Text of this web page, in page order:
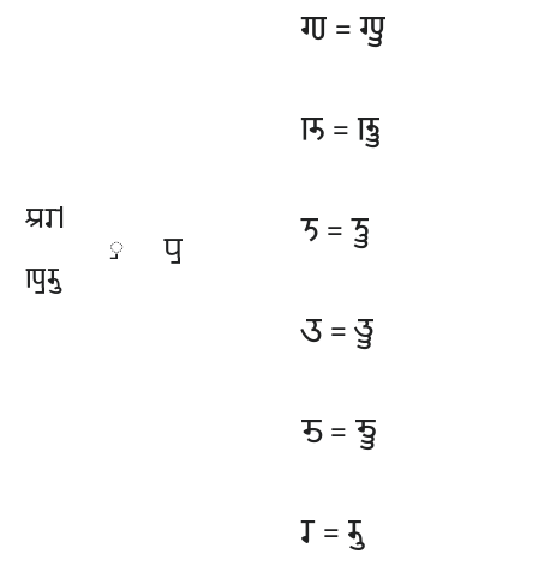
𑆃𑆫𑇀
𑆒𑆷𑆫𑆷
𑆷 𑆥𑆷
𑆙 = 𑆙𑆷
𑆚 = 𑆚𑆷
𑆝 = 𑆝𑆷
𑆠 = 𑆠𑆷
𑆨 = 𑆨𑆷
𑆫 = 𑆫𑆷